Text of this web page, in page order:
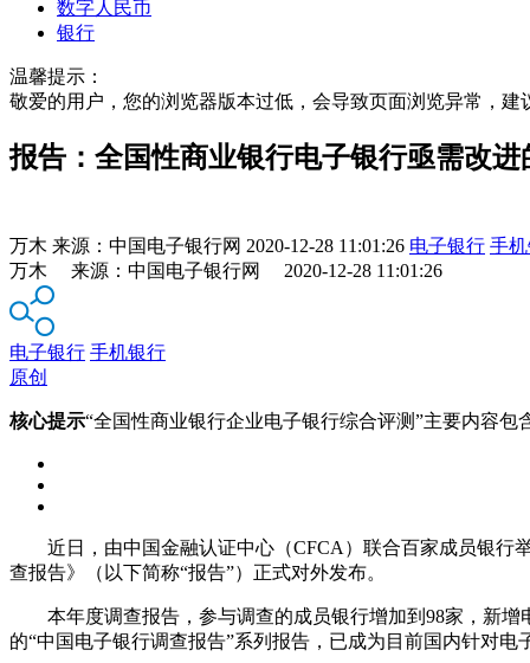
数字人民币
银行
温馨提示：
敬爱的用户，您的浏览器版本过低，会导致页面浏览异常，
报告：全国性商业银行电子银行亟需改
万木 来源： 中国电子银行网 2020-12-28 11:01:26 电子银行 手
万木 来源：中国电子银行网 2020-12-28 11:01:26
电子银行 手机银行
原创
核心提示“全国性商业银行企业电子银行综合评测”主要内容
近日，由中国金融认证中心（CFCA）联合百家成员银行
查报告》（以下简称“报告”）正式对外发布。
本年度调查报告，参与调查的成员银行增加到98家，新
的“中国电子银行调查报告”系列报告，已成为目前国内针对电